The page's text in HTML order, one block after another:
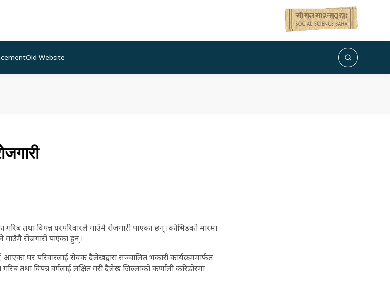
Old Website
तथा विपन्न घरपरिवारले गाउँमै रोजगारी पाएका छन्। कोभिडको मारमा
गाउँमै रोजगारी पाएका हुन्।
आएका घर परिवारलाई सेवक दैलेखद्वारा सञ्चालित भकारी कार्यक्रममार्फत
गरिब तथा विपन्न वर्गलाई लक्षित गरी दैलेख जिल्लाको कर्णाली करिडोरमा